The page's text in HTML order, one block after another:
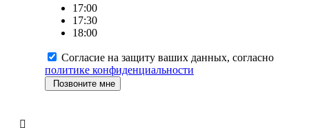
17:00
17:30
18:00
Согласие на защиту ваших данных, согласно
политике конфиденциальности
Позвоните мне